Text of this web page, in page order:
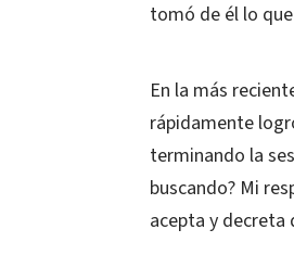
tomó de él lo
En la más
rápidamente
terminando la
buscando? Mi
acepta y decreta